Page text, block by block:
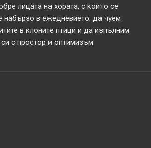
лицата на хората, с които се
набързо в ежедневието; да чуем
в клоните птици и да изпълним
с простор и оптимизъм.